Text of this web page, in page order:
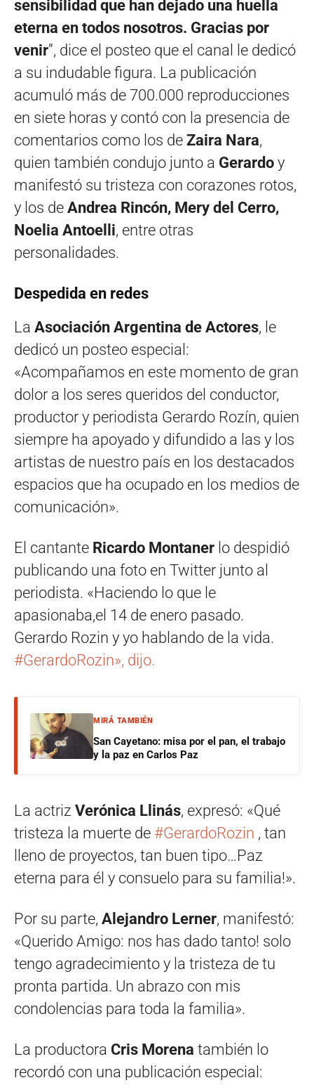
sensibilidad que han dejado una huella
eterna en todos nosotros. Gracias por
venir”, dice el posteo que el canal le dedicó
a su indudable figura. La publicación
acumuló más de 700.000 reproducciones
en siete horas y contó con la presencia de
comentarios como los de Zaira Nara,
quien también condujo junto a Gerardo y
manifestó su tristeza con corazones rotos,
y los de Andrea Rincón, Mery del Cerro,
Noelia Antoelli, entre otras
personalidades.
Despedida en redes
La Asociación Argentina de Actores, le
dedicó un posteo especial:
«Acompañamos en este momento de gran
dolor a los seres queridos del conductor,
productor y periodista Gerardo Rozín, quien
siempre ha apoyado y difundido a las y los
artistas de nuestro país en los destacados
espacios que ha ocupado en los medios de
comunicación».
El cantante Ricardo Montaner lo despidió
publicando una foto en Twitter junto al
periodista. «Haciendo lo que le
apasionaba,el 14 de enero pasado.
Gerardo Rozin y yo hablando de la vida.
#GerardoRozin», dijo.
MIRÁ TAMBIÉN
San Cayetano: misa por el pan, el trabajo
y la paz en Carlos Paz
La actriz Verónica Llinás, expresó: «Qué
tristeza la muerte de #GerardoRozin , tan
lleno de proyectos, tan buen tipo…Paz
eterna para él y consuelo para su familia!».
Por su parte, Alejandro Lerner, manifestó:
«Querido Amigo: nos has dado tanto! solo
tengo agradecimiento y la tristeza de tu
pronta partida. Un abrazo con mis
condolencias para toda la familia».
La productora Cris Morena también lo
recordó con una publicación especial: